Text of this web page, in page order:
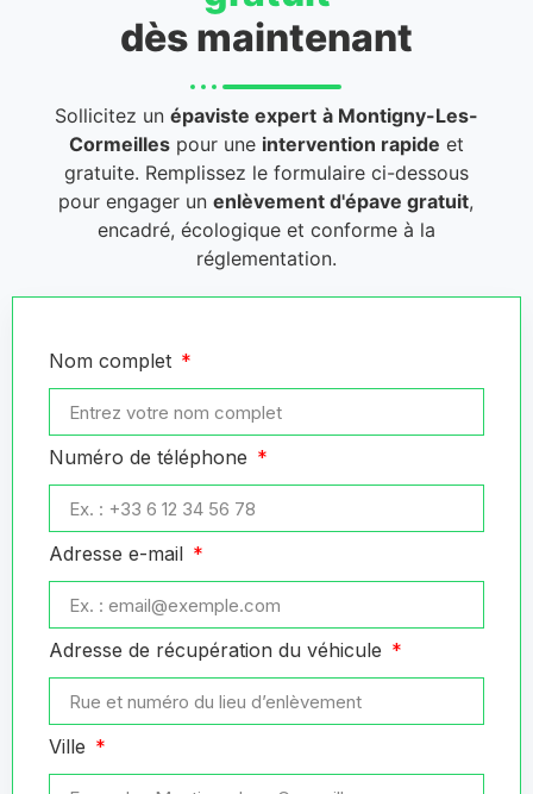
dès maintenant
Sollicitez un épaviste expert à Montigny-Les-
Cormeillespour une intervention rapide et
gratuite. Remplissez le formulaire ci-dessous
pour engager unenlèvement d'épave gratuit,
encadré, écologique et conforme à la
réglementation.
Nom complet
Numéro de téléphone
Adresse e-mail
Adresse de récupération du véhicule
Ville